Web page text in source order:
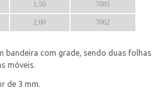
1,50 7085
2,00 7062
bandeira com grade, sendo duas folhas
móveis.
de 3 mm.